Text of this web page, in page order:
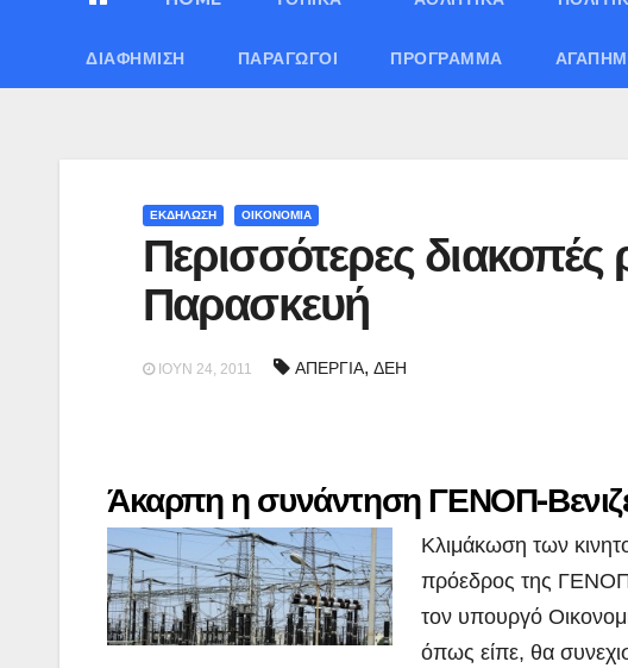
ΔΙΑΦΉΜΙΣΗ ΠΑΡΑΓΩΓΟΊ ΠΡΌΓΡΑΜΜΑ
ΕΚΔΗΛΩΣΗ ΟΙΚΟΝΟΜΙΑ
Περισσότερες διακοπές
Παρασκευή
ΙΟΎΝ 24, 2011 ΑΠΕΡΓΙΑ, ΔΕΗ
Άκαρπη η συνάντηση ΓΕΝΟΠ-
Κλιμάκωση των
πρόεδρος της
τον υπουργό
όπως είπε, θα